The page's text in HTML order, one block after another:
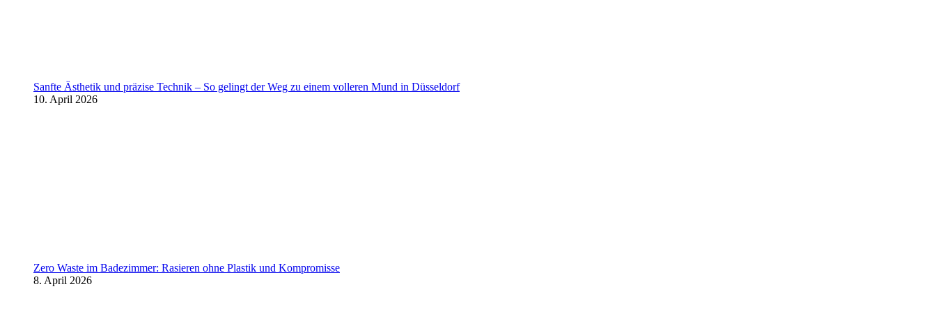
Sanfte Ästhetik und präzise Technik – So gelingt der Weg zu einem volleren Mund in Düsseldorf
10. April 2026
Zero Waste im Badezimmer: Rasieren ohne Plastik und Kompromisse
8. April 2026